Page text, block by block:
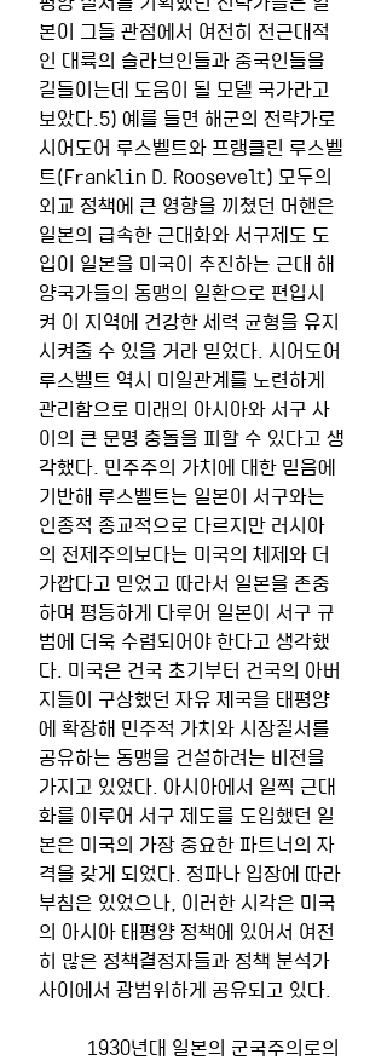
본이 그들 관점에서 여전히 전근대적
인 대륙의 슬라브인들과 중국인들을
길들이는데 도움이 될 모델 국가라고
보았다.5) 예를 들면 해군의 전략가로
시어도어 루스벨트와 프랭클린 루스벨
트(Franklin D. Roosevelt) 모두의
외교 정책에 큰 영향을 끼쳤던 머핸은
일본의 급속한 근대화와 서구제도 도
입이 일본을 미국이 추진하는 근대 해
양국가들의 동맹의 일환으로 편입시
켜 이 지역에 건강한 세력 균형을 유지
시켜줄 수 있을 거라 믿었다. 시어도어
루스벨트 역시 미일관계를 노련하게
관리함으로 미래의 아시아와 서구 사
이의 큰 문명 충돌을 피할 수 있다고 생
각했다. 민주주의 가치에 대한 믿음에
기반해 루스벨트는 일본이 서구와는
인종적 종교적으로 다르지만 러시아
의 전제주의보다는 미국의 체제와 더
가깝다고 믿었고 따라서 일본을 존중
하며 평등하게 다루어 일본이 서구 규
범에 더욱 수렴되어야 한다고 생각했
다. 미국은 건국 초기부터 건국의 아버
지들이 구상했던 자유 제국을 태평양
에 확장해 민주적 가치와 시장질서를
공유하는 동맹을 건설하려는 비전을
가지고 있었다. 아시아에서 일찍 근대
화를 이루어 서구 제도를 도입했던 일
본은 미국의 가장 중요한 파트너의 자
격을 갖게 되었다. 정파나 입장에 따라
부침은 있었으나, 이러한 시각은 미국
의 아시아 태평양 정책에 있어서 여전
히 많은 정책결정자들과 정책 분석가
사이에서 광범위하게 공유되고 있다.